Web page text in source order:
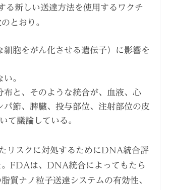
新しい送達方法を使用するワクチ
とおり。
胞をがん化させる遺伝子）に影響を
。
と、そのような統合が、血液、心
節、脾臓、投与部位、注射部位の皮
て議論している。
リスクに対処するためにDNA統合評
FDAは、DNA統合によってもたら
ナノ粒子送達システムの有効性、